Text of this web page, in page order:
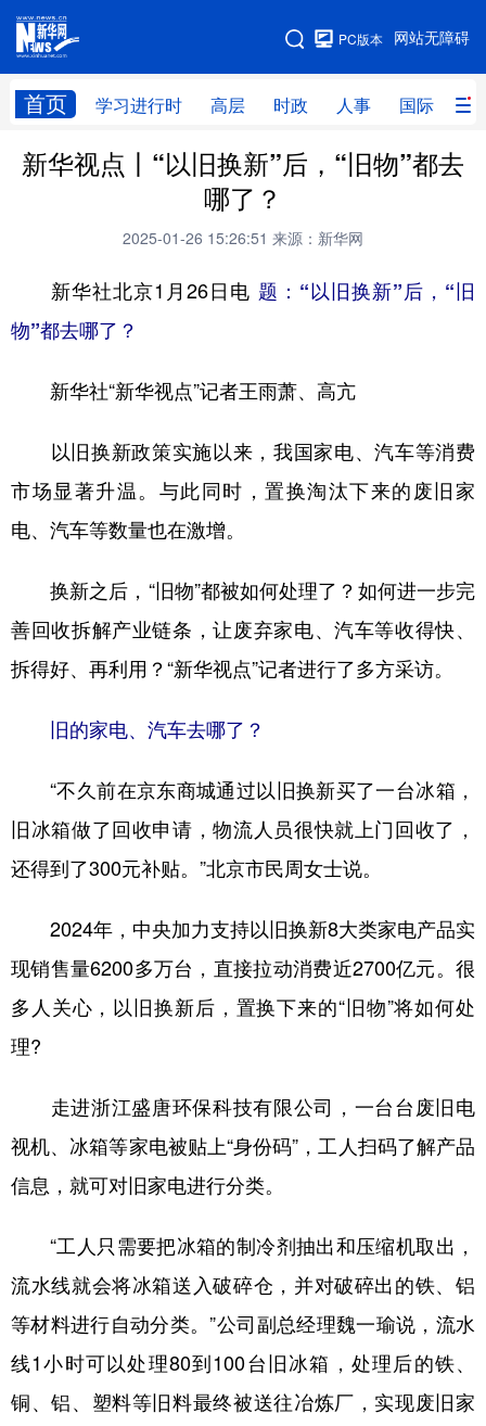
网站无障碍
PC版本
首页 学习进行时 高层 时政 人事 国际 财
网站地图
学习进行时 高层 时政 人事
科技 科创 量子 体育
文化
访谈 视频 图片
食品 人居 信息化 数字经济
学术中国 乡村振兴
彩票 娱乐 时尚 悦读
公益 一带一路 亚太网 上市公司
地方频道
北京 天津 河北 山西
浙江 安徽 福建 江西
山东 河南 湖北 湖南
广东 广西 海南 重庆
陕西 甘肃 青海 宁夏
新疆 内蒙古 黑龙江
多语种频道
English Español Français عربى
Русский язык 日本語 한국어
Deutsch Português
新华视点丨“以旧换新”后，“旧物”都去
哪了？
2025-01-26 15:26:51 来源：新华网
新华社北京1月26日电 题：“以旧换新”后，“旧
物”都去哪了？
新华社“新华视点”记者王雨萧、高亢
以旧换新政策实施以来，我国家电、汽车等消费
市场显著升温。与此同时，置换淘汰下来的废旧家
电、汽车等数量也在激增。
换新之后，“旧物”都被如何处理了？如何进一步完
善回收拆解产业链条，让废弃家电、汽车等收得快、
拆得好、再利用？“新华视点”记者进行了多方采访。
旧的家电、汽车去哪了？
“不久前在京东商城通过以旧换新买了一台冰箱，
旧冰箱做了回收申请，物流人员很快就上门回收了，
还得到了300元补贴。”北京市民周女士说。
2024年，中央加力支持以旧换新8大类家电产品实
现销售量6200多万台，直接拉动消费近2700亿元。很
多人关心，以旧换新后，置换下来的“旧物”将如何处
理?
走进浙江盛唐环保科技有限公司，一台台废旧电
视机、冰箱等家电被贴上“身份码”，工人扫码了解产品
信息，就可对旧家电进行分类。
“工人只需要把冰箱的制冷剂抽出和压缩机取出，
流水线就会将冰箱送入破碎仓，并对破碎出的铁、铝
等材料进行自动分类。”公司副总经理魏一瑜说，流水
线1小时可以处理80到100台旧冰箱，处理后的铁、
铜、铝、塑料等旧料最终被送往冶炼厂，实现废旧家